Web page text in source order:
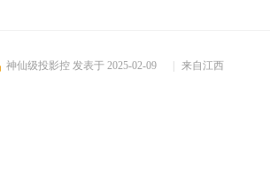
神仙级投影控 发表于 2025-02-09 来自江西